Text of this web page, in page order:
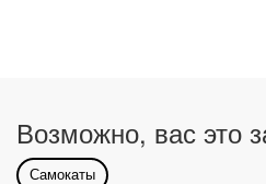
Возможно, вас это
Самокаты